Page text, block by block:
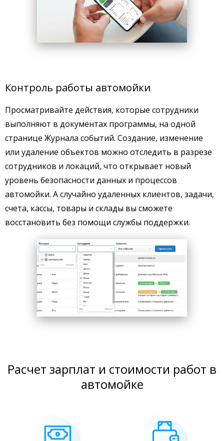
Контроль работы автомойки
Просматривайте действия, которые сотрудники
выполняют в документах программы, на одной
странице Журнала событий. Создание, изменение
или удаление объектов можно отследить в разрезе
сотрудников и локаций, что открывает новый
уровень безопасности данных и процессов
автомойки. А случайно удаленных клиентов, задачи,
счета, кассы, товары и склады вы сможете
восстановить без помощи службы поддержки.
Расчет зарплат и стоимости работ в
автомойке